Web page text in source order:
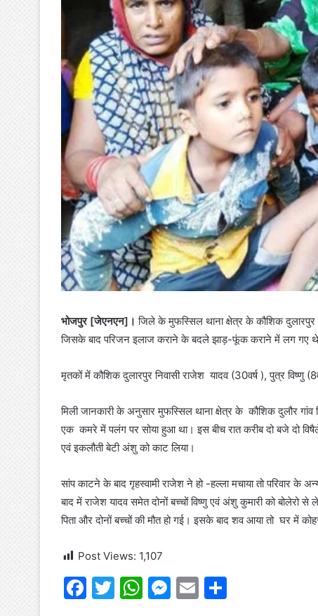
भोजपुर [जेएनएन]।जिले के मुफस्सिल थाना क्षेत्र के कौशिक दुलारपुर
जिसके बाद परिजन इलाज कराने के बदले झाड़-फूंक कराने में लग गए
मृतकों में कौशिक दुलारपुर निवासी राजेश यादव (30वर्ष ), पुत्र विष्णु
मिली जानकारी के अनुसार मुफस्सिल थाना क्षेत्र के कौशिक दुलौर
एक कमरे में पलंग पर सोया हुआ था। इस बीच रात करीब दो बजे दो
एवं इकलौती बेटी अंशु को काट लिया।
सांप काटने के बाद गृहस्वामी राजेश ने हो -हल्ला मचाया तो परिवार
बाद में राजेश यादव समेत दोनों बच्चों विष्णु एवं अंशु कुमारी को
पिता और दोनों बच्चों की मौत हो गई। इसके बाद शव आया तो घर में
Post Views: 1,107
F
T
W M E